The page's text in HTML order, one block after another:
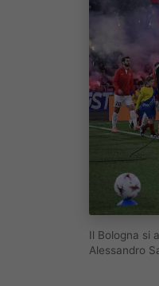
Il Bologna si
Alessandro